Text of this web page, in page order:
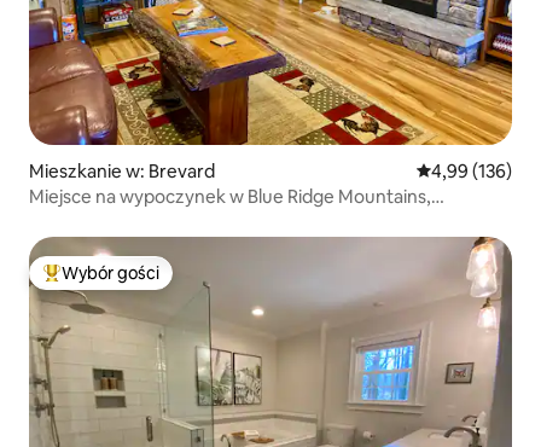
Mieszkanie w: Brevard Średnia
4,99 (136)
Miejsce na wypoczynek w Blue Ridge Mountains,
Najpopularniejsze z kategorii Wybór gości
Wybór gości